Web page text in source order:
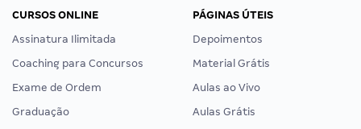
CURSOS ONLINE
Assinatura Ilimitada
Coaching para Concursos
Exame de Ordem
Graduação
PÁGINAS ÚTEIS
Depoimentos
Material Grátis
Aulas ao Vivo
Aulas Grátis